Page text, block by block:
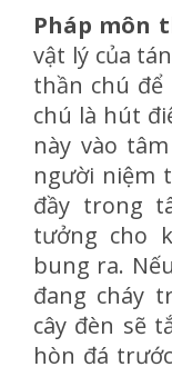
Pháp môn
vật lý của
thần chú để
chú là hút
này vào
người niệm
đầy trong
tưởng cho
bung ra.
đang cháy
cây đèn sẽ
hòn đá